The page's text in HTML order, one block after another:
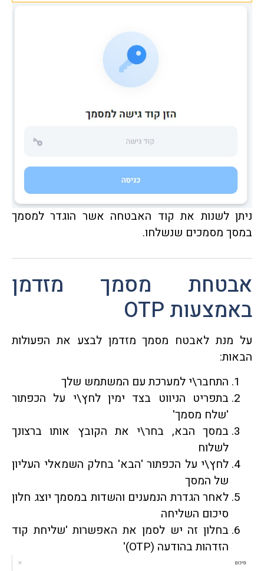
ניתן לשנות את קוד האבטחה אשר הוגדר למסמך
במסך מסמכים שנשלחו.
אבטחת מסמך מזדמן
באמצעות OTP
על מנת לאבטח מסמך מזדמן לבצע את הפעולות
הבאות:
התחבר\י למערכת עם המשתמש שלך
בתפריט הניווט בצד ימין לחץ\י על הכפתור
'שלח מסמך'
במסך הבא, בחר\י את הקובץ אותו ברצונך
לשלוח
לחץ\י על הכפתור 'הבא' בחלק השמאלי העליון
של המסך
לאחר הגדרת הנמענים והשדות במסמך יוצג חלון
סיכום השליחה
בחלון זה יש לסמן את האפשרות 'שליחת קוד
הזדהות בהודעה (OTP)'